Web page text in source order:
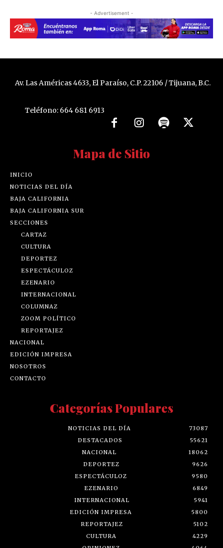
- Advertisement -
Av. Las Américas 4633, El Paraíso, C.P. 22106 / Tijuana, B.C.
Teléfono: 664 681 6913
Mapa de Sitio
INICIO
NOTICIAS DEL DÍA
BAJA CALIFORNIA
BAJA CALIFORNIA SUR
SECCIONES
CARTAZ
CULTURA
DEPORTEZ
ESPECTÁCULOZ
EZENARIO
INTERNACIONAL
COLUMNAZ
ZOOM POLÍTICO
REPORTAJEZ
NACIONAL
EDICIÓN IMPRESA
NOSOTROS
CONTACTO
Categorías Populares
NOTICIAS DEL DÍA
73087
DESTACADOS
55621
NACIONAL
18062
DEPORTEZ
9626
ESPECTÁCULOZ
9580
EZENARIO
6849
INTERNACIONAL
5941
EDICIÓN IMPRESA
5800
REPORTAJEZ
5102
CULTURA
4229